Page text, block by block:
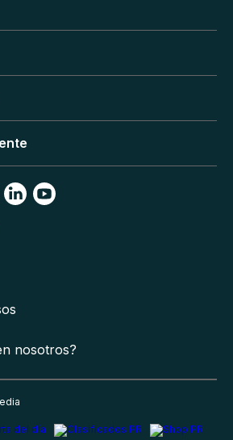
nosotros?